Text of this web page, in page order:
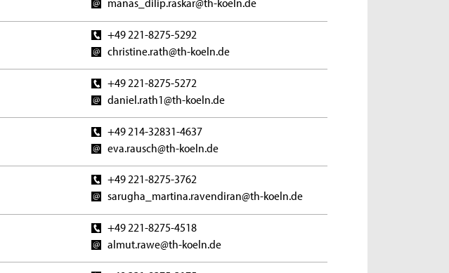
+49 221-8275-5292
christine.rath@th-koeln.de
+49 221-8275-5272
daniel.rath1@th-koeln.de
+49 214-32831-4637
eva.rausch@th-koeln.de
+49 221-8275-3762
sarugha_martina.ravendiran@th-koeln.de
+49 221-8275-4518
almut.rawe@th-koeln.de